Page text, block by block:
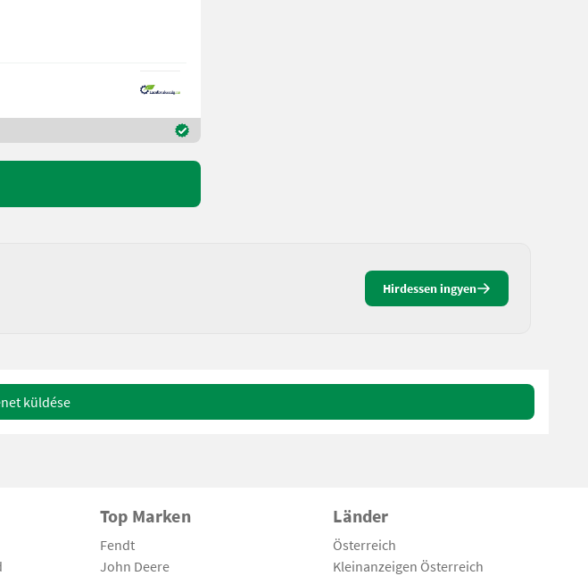
Hirdessen ingyen
küldése
Top Marken
Fendt
John Deere
Länder
Österreich
Kleinanzeigen Österreich